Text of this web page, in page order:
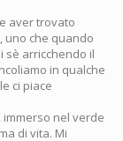
aver trovato
uno che quando
sè arricchendo il
in qualche
ci piace
immerso nel verde
di vita. Mi